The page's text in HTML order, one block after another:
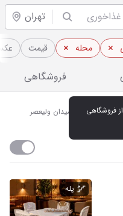
تهران
محله قیمت
فروشگاهی
و دست‌دوم در میدان ولیعصر
پله